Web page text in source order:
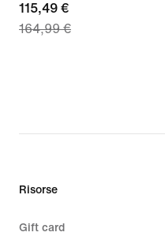
current
price
115,49 €
164,99 €
Risorse
Gift card